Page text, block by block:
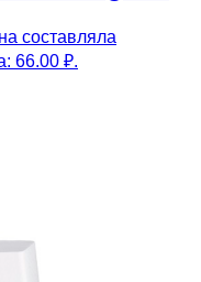
составляла
66.00 ₽.